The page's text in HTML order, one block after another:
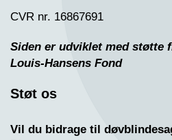
CVR nr. 16867691
Siden er udviklet med støtte
Louis-Hansens Fond
Støt os
Vil du bidrage til